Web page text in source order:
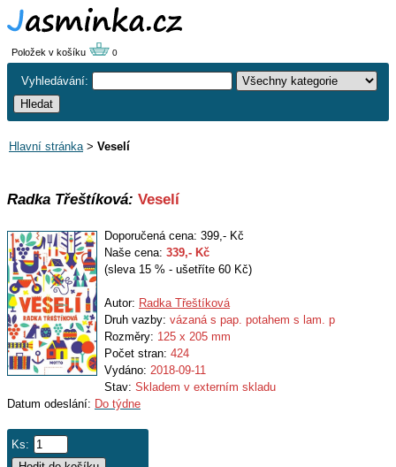
Položek v košíku 0
Vyhledávání:
Hlavní stránka> Veselí
Radka Třeštíková: Veselí
Doporučená cena: 399,- Kč
Naše cena: 339,- Kč
(sleva 15 % - ušetříte 60 Kč)
Autor: Radka Třeštíková
Druh vazby: vázaná s pap. potahem s lam. p
Rozměry: 125 x 205 mm
Počet stran: 424
Vydáno: 2018-09-11
Stav: Skladem v externím skladu
Datum odeslání: Do týdne
Ks: